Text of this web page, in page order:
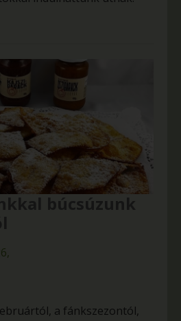
a fánkszezontól,